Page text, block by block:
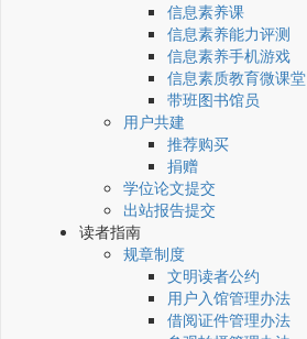
信息素养课
信息素养能力评测
信息素养手机游戏
信息素质教育微课堂
带班图书馆员
用户共建
推荐购买
捐赠
学位论文提交
出站报告提交
读者指南
规章制度
文明读者公约
用户入馆管理办法
借阅证件管理办法